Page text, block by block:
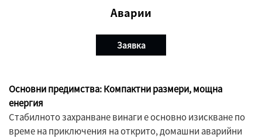
Аварии
Заявка
Основни предимства: Компактни размери, мощнa
енергия
Стабилното захранване винаги е основно изискване по
време на приключения на открито, домашни аварийни